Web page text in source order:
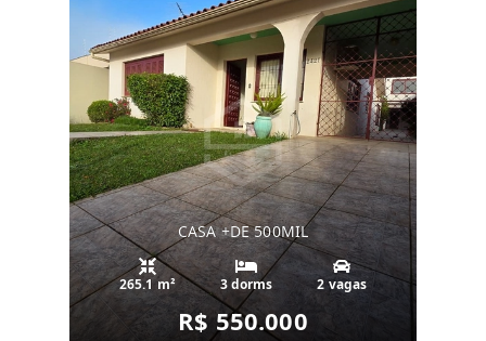
CASA +DE 500MIL
265.1 m² 3 dorms 2 vagas
R$ 550.000